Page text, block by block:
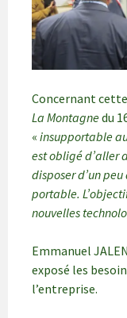
Concernant
La Montagnedu
« insupportable
est obligé d’aller
disposer d’un
portable.
nouvelles
Emmanuel
exposé les
l’entreprise.